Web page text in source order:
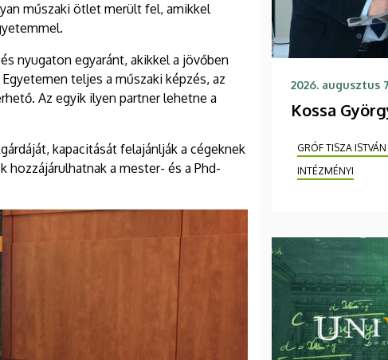
műszaki ötlet merült fel, amikkel
nyugaton egyaránt, akikkel a jövőben
teljes a műszaki képzés, az
Az egyik ilyen partner lehetne a
kapacitását felajánlják a cégeknek
hozzájárulhatnak a mester- és a Phd-
2026. augusztus
Kossa
GRÓF TISZA
INTÉZMÉNYI